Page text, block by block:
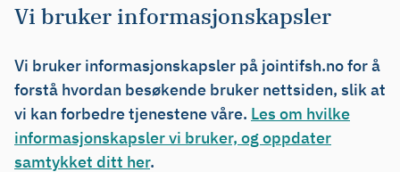
Vi bruker informasjonskapsler
Vi bruker informasjonskapsler på jointifsh.no for å
forstå hvordan besøkende bruker nettsiden, slik at
vi kan forbedre tjenestene våre. Les om hvilke
informasjonskapsler vi bruker, og oppdater
samtykket ditt her.